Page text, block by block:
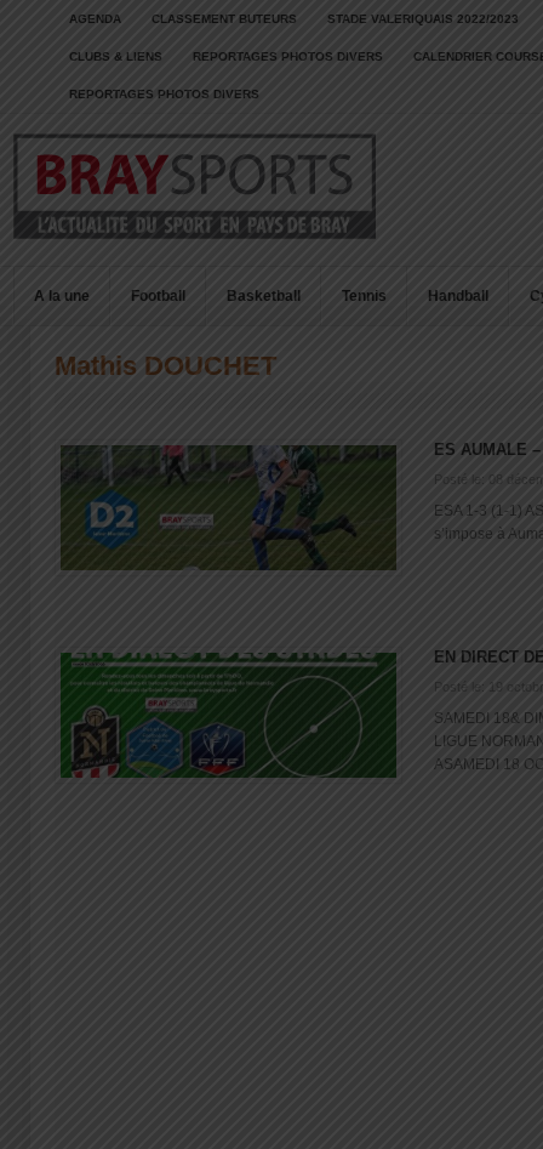
AGENDA CLASSEMENT BUTEURS STADE VALERIQUAIS 2022/2023
CLUBS & LIENS REPORTAGES PHOTOS DIVERS CALENDRIER
REPORTAGES PHOTOS DIVERS
A la une Football Basketball Tennis Handball
Mathis DOUCHET
ES AUMALE
Posté le: 08
ESA 1-3 (1-1)
s’impose à
EN DIRECT
Posté le: 19
SAMEDI 18&
LIGUE
ASAMEDI 18